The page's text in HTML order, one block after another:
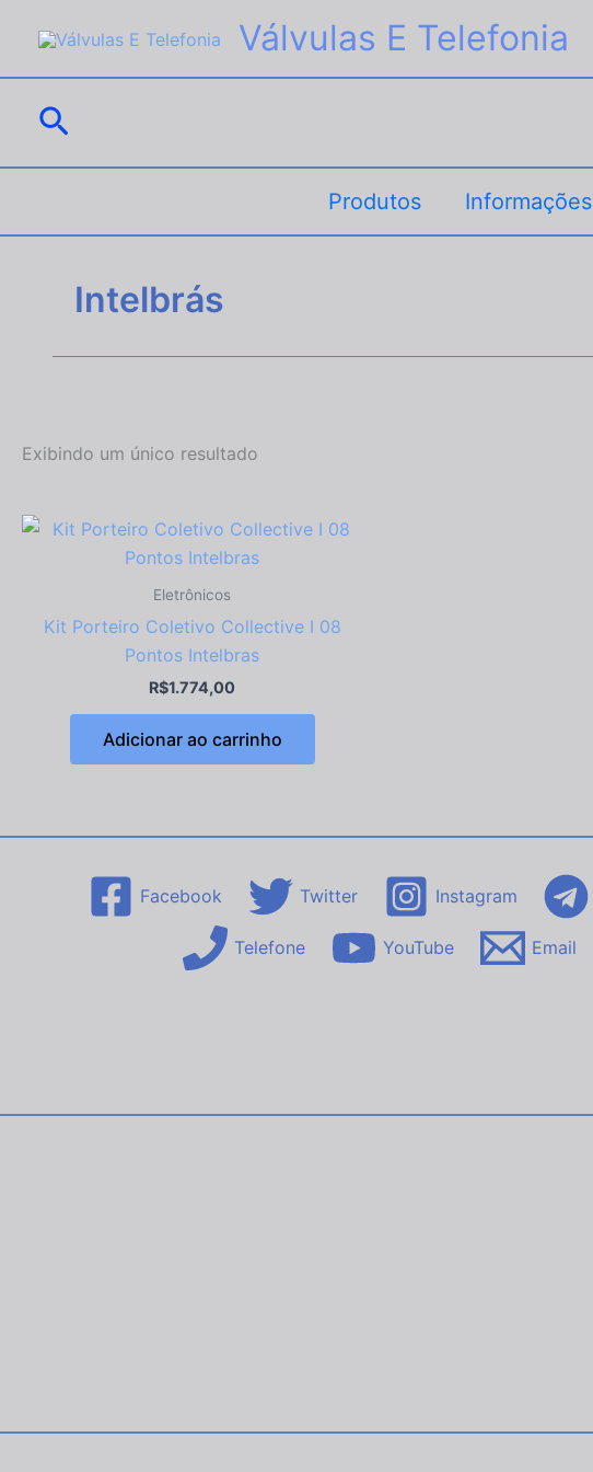
Válvulas E Telefonia
Pesquisar
Produtos Informações
Intelbrás
Exibindo um único resultado
Eletrônicos
Kit Porteiro Coletivo Collective I 08
Pontos Intelbras
R$1.774,00
Adicionar ao carrinho
Facebook Twitter Instagram
Telefone YouTube Email